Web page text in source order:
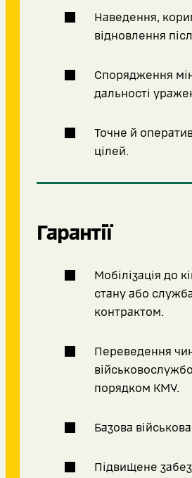
Наведення,
відновлення
Спорядження
дальності
Точне й
цілей.
Гарантії
Мобілізація до
стану або
контрактом.
Переведення
порядком КМУ.
Базова
Підвищене